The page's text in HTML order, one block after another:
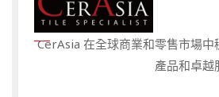
CerAsia 在全球商業和零售市場
產品和卓越